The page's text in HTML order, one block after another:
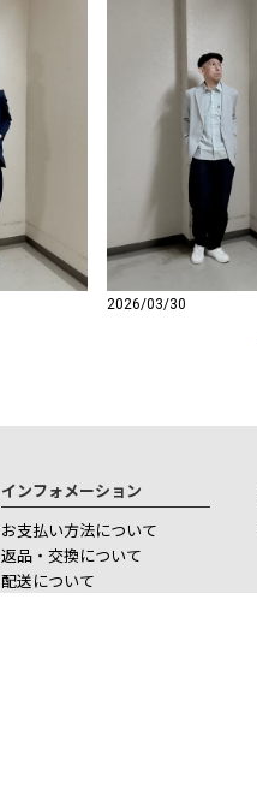
2026/03/30
インフォメーション
お支払い方法について
返品・交換について
配送について